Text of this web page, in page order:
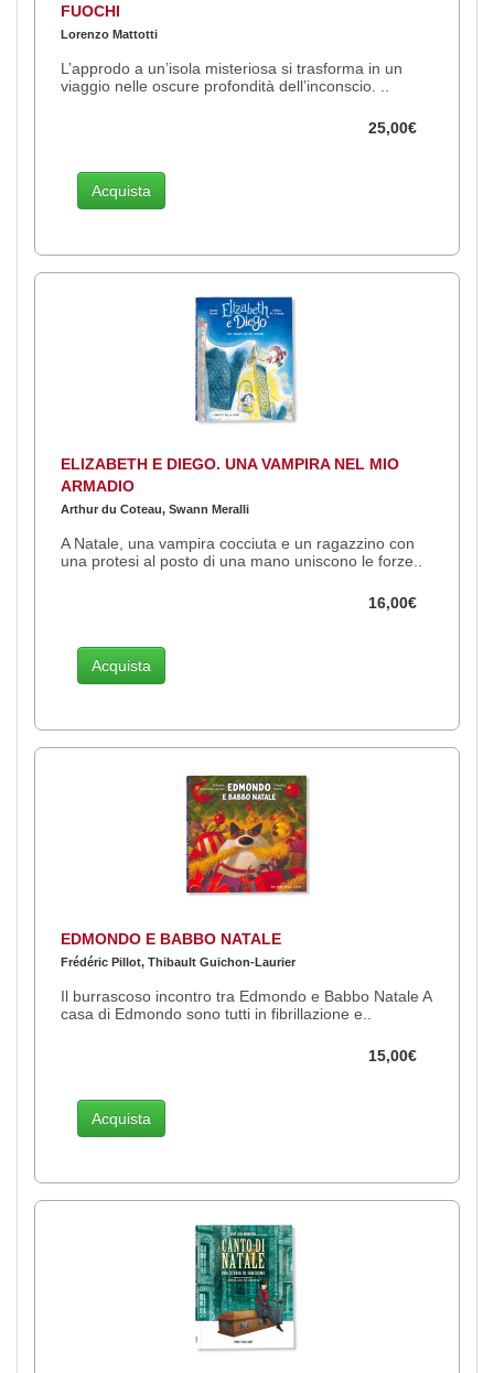
FUOCHI
Lorenzo Mattotti
L’approdo a un’isola misteriosa si trasforma in un
viaggio nelle oscure profondità dell’inconscio. ..
25,00€
Acquista
ELIZABETH E DIEGO. UNA VAMPIRA NEL MIO
ARMADIO
Arthur du Coteau, Swann Meralli
A Natale, una vampira cocciuta e un ragazzino con
una protesi al posto di una mano uniscono le forze..
16,00€
Acquista
EDMONDO E BABBO NATALE
Frédéric Pillot, Thibault Guichon-Laurier
Il burrascoso incontro tra Edmondo e Babbo Natale A
casa di Edmondo sono tutti in fibrillazione e..
15,00€
Acquista